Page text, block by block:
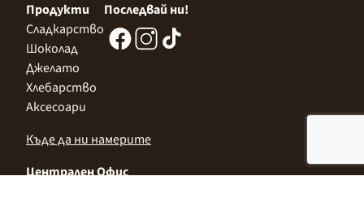
Продукти
Сладкарство
Шоколад
Джелато
Хлебарство
Аксесоари
Последвай ни!
Къде да ни намерите
Централен Офис